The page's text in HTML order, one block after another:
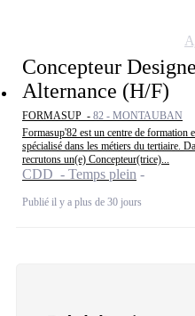
Concepteur
Alternance (H/F)
FORMASUP - 82 - MONTAUBAN
Formasup'82 est un centre de formation
spécialisé dans les métiers du tertiaire.
recrutons un(e) Concepteur(trice)...
CDD - Temps plein
Publié il y a plus de 30 jours